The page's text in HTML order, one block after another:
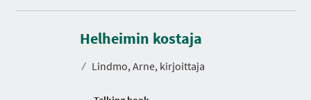
Helheimin kostaja
⁄ Lindmo, Arne, kirjoittaja
D
r
a
i